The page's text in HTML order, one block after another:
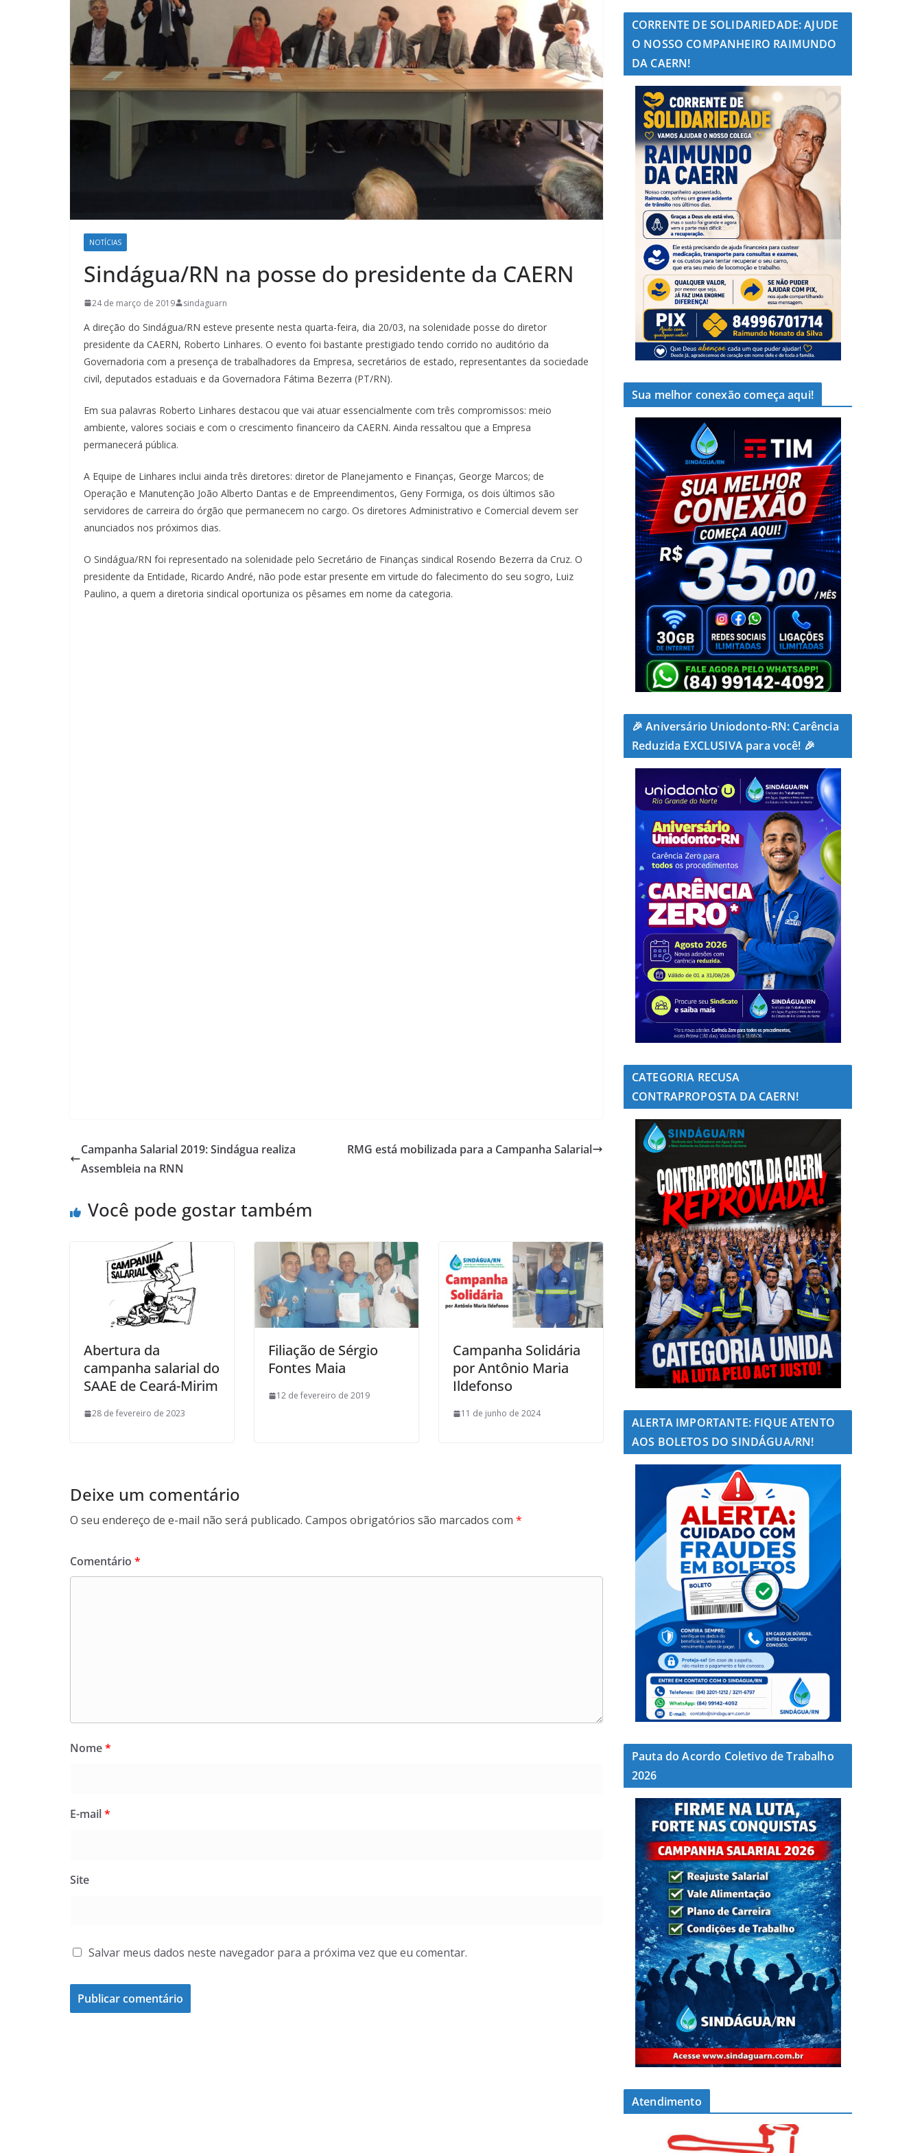
NOTÍCIAS
Sindágua/RN na posse do presidente da CAERN
24 de março de 2019 sindaguarn
A direção do Sindágua/RN esteve presente nesta quarta-feira, dia 20/03, na solenidade posse do diretor
presidente da CAERN, Roberto Linhares. O evento foi bastante prestigiado tendo corrido no auditório da
Governadoria com a presença de trabalhadores da Empresa, secretários de estado, representantes da sociedade
civil, deputados estaduais e da Governadora Fátima Bezerra (PT/RN).
Em sua palavras Roberto Linhares destacou que vai atuar essencialmente com três compromissos: meio
ambiente, valores sociais e com o crescimento financeiro da CAERN. Ainda ressaltou que a Empresa
permanecerá pública.
A Equipe de Linhares inclui ainda três diretores: diretor de Planejamento e Finanças, George Marcos; de
Operação e Manutenção João Alberto Dantas e de Empreendimentos, Geny Formiga, os dois últimos são
servidores de carreira do órgão que permanecem no cargo. Os diretores Administrativo e Comercial devem ser
anunciados nos próximos dias.
O Sindágua/RN foi representado na solenidade pelo Secretário de Finanças sindical Rosendo Bezerra da Cruz. O
presidente da Entidade, Ricardo André, não pode estar presente em virtude do falecimento do seu sogro, Luiz
Paulino, a quem a diretoria sindical oportuniza os pêsames em nome da categoria.
Campanha Salarial 2019: Sindágua realiza
Assembleia na RNN
RMG está mobilizada para a Campanha Salarial
Você pode gostar também
Abertura da
campanha salarial do
SAAE de Ceará-Mirim
28 de fevereiro de 2023
Filiação de Sérgio
Fontes Maia
12 de fevereiro de 2019
Campanha Solidária
por Antônio Maria
Ildefonso
11 de junho de 2024
Deixe um comentário
O seu endereço de e-mail não será publicado. Campos obrigatórios são marcados com *
Comentário *
Nome*
E-mail*
Site
Salvar meus dados neste navegador para a próxima vez que eu comentar.
CORRENTE DE SOLIDARIEDADE: AJUDE
O NOSSO COMPANHEIRO RAIMUNDO
DA CAERN!
Sua melhor conexão começa aqui!
🎉 Aniversário Uniodonto-RN: Carência
Reduzida EXCLUSIVA para você! 🎉
CATEGORIA RECUSA
CONTRAPROPOSTA DA CAERN!
ALERTA IMPORTANTE: FIQUE ATENTO
AOS BOLETOS DO SINDÁGUA/RN!
Pauta do Acordo Coletivo de Trabalho
2026
Atendimento